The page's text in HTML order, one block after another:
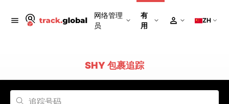
网络管理
员
有
用
ZH
SHY 包裹追踪